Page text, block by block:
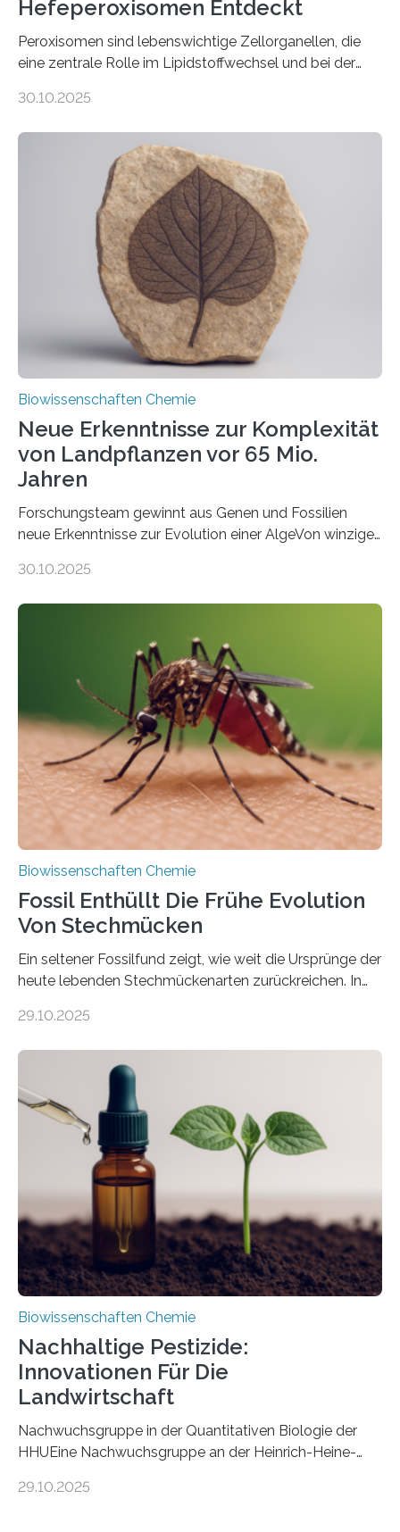
Hefeperoxisomen Entdeckt
Peroxisomen sind lebenswichtige Zellorganellen, die
eine zentrale Rolle im Lipidstoffwechsel und bei der
erfüllen können, müssen zahlreiche Enzyme präzise in
der Ruhr-Universität Bochum um Prof. Dr. Ralf Erdmann
und Dr. Ismaila Francis Yusuf hat nun einen bislang
unbekannten Qualitätskontrollmechanismus des
peroxisomalen Proteintransports in der Bäckerhefe
Saccharomyces cerevisiae entdeckt, der für die
Funktionsfähigkeit der Organellen entscheidend ist. Die
Studie wurde am 28. Oktober 2025 in der
Fachzeitschrift…
30.10.2025
Biowissenschaften Chemie
Neue Erkenntnisse zur Komplexität
von Landpflanzen vor 65 Mio.
Jahren
Forschungsteam gewinnt aus Genen und Fossilien
neue Erkenntnisse zur Evolution einer AlgeVon winzigen
Landpflanzen zählen zu den komplexesten
Grünalgen, die vor Hunderten von Millionen Jahren
lebten. Unter den Vorfahren sticht eine Gruppe heraus,
die noch heute in der Natur vorkommt: die
Süßwasseralge Coleochaetophyceae. Einige Arten
dieser Gruppe bilden aus Zellfäden dichte Geflechte
mit scheibenförmiger Gestalt. Was auffällig ist: Die
nächsten…
30.10.2025
Biowissenschaften Chemie
Fossil Enthüllt Die Frühe Evolution
Von Stechmücken
Ein seltener Fossilfund zeigt, wie weit die Ursprünge der
heute lebenden Stechmückenarten zurückreichen. In
Forschende die bisher älteste bekannte Stechmücken-
Region Kachin in Myanmar und hat sich in
ausgezeichnetem Zustand erhalten. Es konnte als neue
Art einer neuen Gattung beschrieben werden und trägt
nun den Namen Cretosabethes primaevus. Dieser erste
fossile Nachweis einer Stechmückenlarve in Bernstein
stellt gleichzeitig den ersten Fossilfund einer
Mückenlarve aus dem Mesozoikum dar, denn…
29.10.2025
Biowissenschaften Chemie
Nachhaltige Pestizide:
Innovationen Für Die
Landwirtschaft
Nachwuchsgruppe in der Quantitativen Biologie der
HHUEine Nachwuchsgruppe an der Heinrich-Heine-
fünf Jahren erforschen, wie Bakterien auf
29.10.2025